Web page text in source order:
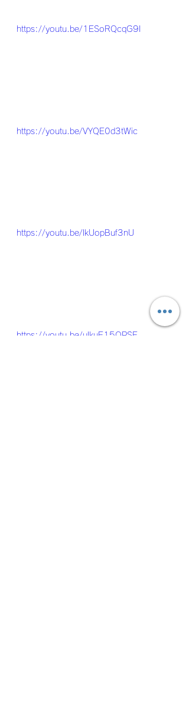
https://youtu.be/1ESoRQcqG9I
https://youtu.be/VYQE0d3tWic
https://youtu.be/lkUopBuf3nU
https://youtu.be/ulkuE15QPSE